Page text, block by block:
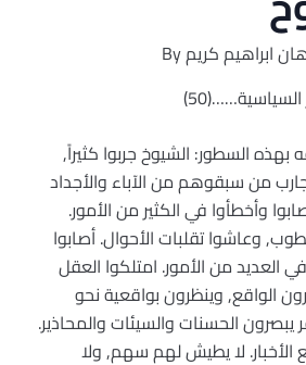
Byابراهيم كريم
السطور: الشيوخ جربوا كثيراً,
من سبقوهم من الآباء والأجداد
وأخطأوا في الكثير من الأمور.
وعاشوا تقلبات الأحوال. أصابوا
العديد من الأمور. امتلكوا العقل
الواقع, وينظرون بواقعية نحو
الحسنات والسيئات والمحاذير.
الأخبار. لا يطيش لهم سهم, ولا